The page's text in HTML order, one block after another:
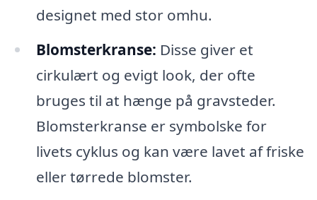
designet med stor omhu.
Blomsterkranse: Disse giver et
cirkulært og evigt look, der ofte
bruges til at hænge på gravsteder.
Blomsterkranse er symbolske for
livets cyklus og kan være lavet af friske
eller tørrede blomster.